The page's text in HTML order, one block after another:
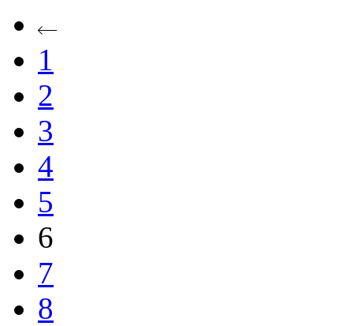
1
2
3
4
5
6
7
8